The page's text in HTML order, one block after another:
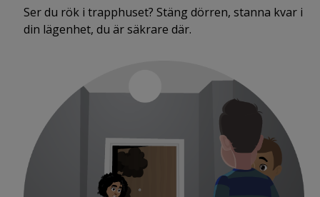
Ser du rök i trapphuset? Stäng dörren, stanna kvar i
din lägenhet, du är säkrare där.